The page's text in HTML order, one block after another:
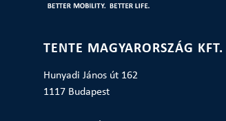
TENTE MAGYARORSZÁG KFT.
Hunyadi János út 162
1117 Budapest